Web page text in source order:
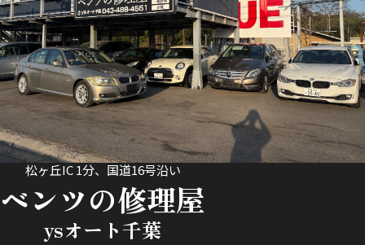
松ヶ丘IC 1分、国道16号沿い
ベンツの修理屋
ysオート千葉